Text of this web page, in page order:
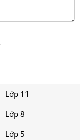
Lớp 11
Lớp 8
Lớp 5